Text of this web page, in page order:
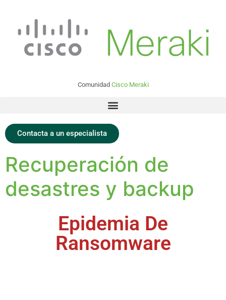
Comunidad Cisco Meraki
Contacta a un especialista
Recuperación de
desastres y backup
Epidemia De
Ransomware